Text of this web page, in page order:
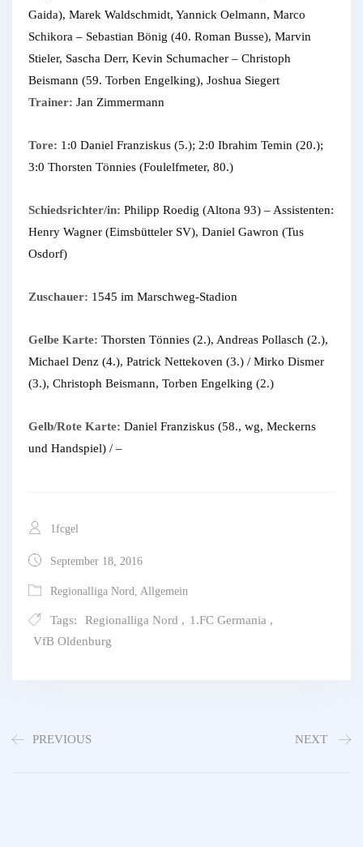
Gaida), Marek Waldschmidt, Yannick Oelmann, Marco
Schikora – Sebastian Bönig (40. Roman Busse), Marvin
Stieler, Sascha Derr, Kevin Schumacher – Christoph
Beismann (59. Torben Engelking), Joshua Siegert
Trainer: Jan Zimmermann
Tore: 1:0 Daniel Franziskus (5.); 2:0 Ibrahim Temin (20.);
3:0 Thorsten Tönnies (Foulelfmeter, 80.)
Schiedsrichter/in: Philipp Roedig (Altona 93) – Assistenten:
Henry Wagner (Eimsbütteler SV), Daniel Gawron (Tus
Osdorf)
Zuschauer: 1545 im Marschweg-Stadion
Gelbe Karte: Thorsten Tönnies (2.), Andreas Pollasch (2.),
Michael Denz (4.), Patrick Nettekoven (3.) / Mirko Dismer
(3.), Christoph Beismann, Torben Engelking (2.)
Gelb/Rote Karte: Daniel Franziskus (58., wg, Meckerns
und Handspiel) / –
1fcgel
September 18, 2016
Regionalliga Nord Allgemein
Tags: Regionalliga Nord , 1.FC Germania ,
VfB Oldenburg
PREVIOUS NEXT